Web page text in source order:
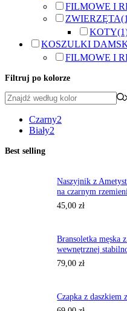
FILMOWE I
ZWIERZĘTA
KOTY
KOSZULKI
FILMOWE I
Filtruj po kolorze
Czarny2
Biały2
Best selling
Naszyjnik z
na czarnym
45,00zł
Bransoletka męska
wewnętrznej
79,00zł
Czapka z daszkiem